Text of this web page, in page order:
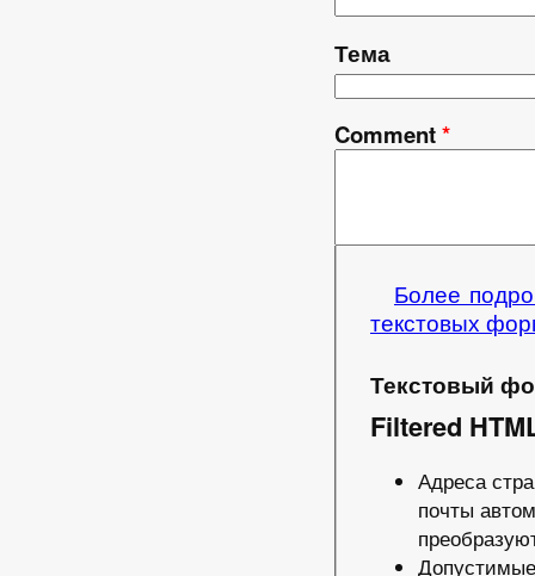
Тема
Comment*
Более
текстовых
Текстовый
Filtered
Адреса
почты